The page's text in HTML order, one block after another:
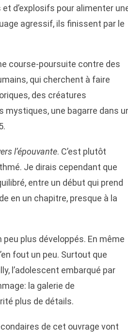
d’explosifs pour alimenter
agressif, ils finissent par le
course-poursuite contre des
qui cherchent à faire
des créatures
une bagarre dans
l’épouvante. C’est plutôt
Je dirais cependant que
entre un début qui prend
en un chapitre, presque à la
plus développés. En même
fout un peu. Surtout que
l’adolescent embarqué par
la galerie de
plus de détails.
de cet ouvrage vont